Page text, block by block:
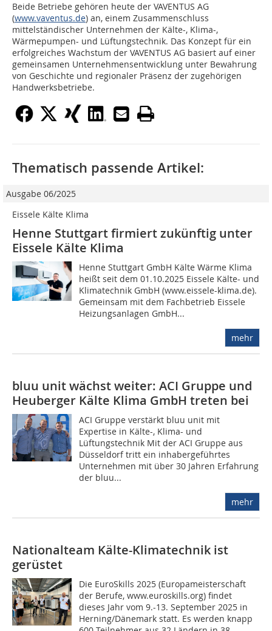
Beide Betriebe gehören heute der VAVENTUS AG
(www.vaventus.de) an, einem Zusammenschluss
mittelständischer Unternehmen der Kälte-, Klima-,
Wärmepumpen- und Lüftungstechnik. Das Konzept für ein
erfolgreiches Wachstum der VAVENTUS AG basiert auf einer
gemeinsamen Unternehmensentwicklung unter Bewahrung
von Geschichte und regionaler Präsenz der zugehörigen
Handwerksbetriebe.
Thematisch passende Artikel:
Ausgabe 06/2025
Eissele Kälte Klima
Henne Stuttgart firmiert zukünftig unter
Eissele Kälte Klima
Henne Stuttgart GmbH Kälte Wärme Klima
heißt seit dem 01.10.2025 Eissele Kälte- und
Klimatechnik GmbH (www.eissele-klima.de).
Gemeinsam mit dem Fachbetrieb Eissele
Heizungsanlagen GmbH...
mehr
bluu unit wächst weiter: ACI Gruppe und
Heuberger Kälte Klima GmbH treten bei
ACI Gruppe verstärkt bluu unit mit
Expertise in Kälte-, Klima- und
Lüftungstechnik Mit der ACI Gruppe aus
Düsseldorf tritt ein inhabergeführtes
Unternehmen mit über 30 Jahren Erfahrung
der bluu...
mehr
Nationalteam Kälte-Klimatechnik ist
gerüstet
Die EuroSkills 2025 (Europameisterschaft
der Berufe, www.euroskills.org) findet
dieses Jahr vom 9.-13. September 2025 in
Herning/Dänemark statt. Es werden knapp